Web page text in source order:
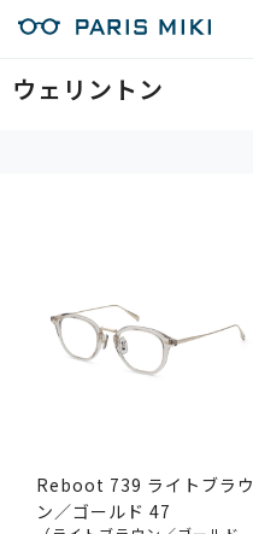
ウェリントン
Reboot 739 ライトブラウ
ン／ゴールド 47